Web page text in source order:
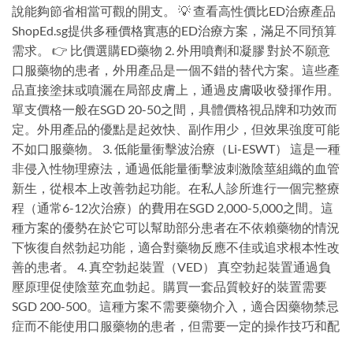
說能夠節省相當可觀的開支。 💡 查看高性價比ED治療產品
ShopEd.sg提供多種價格實惠的ED治療方案，滿足不同預算
需求。 👉 比價選購ED藥物 2. 外用噴劑和凝膠 對於不願意
口服藥物的患者，外用產品是一個不錯的替代方案。這些產
品直接塗抹或噴灑在局部皮膚上，通過皮膚吸收發揮作用。
單支價格一般在SGD 20-50之間，具體價格視品牌和功效而
定。外用產品的優點是起效快、副作用少，但效果強度可能
不如口服藥物。 3. 低能量衝擊波治療（Li-ESWT） 這是一種
非侵入性物理療法，通過低能量衝擊波刺激陰莖組織的血管
新生，從根本上改善勃起功能。在私人診所進行一個完整療
程（通常6-12次治療）的費用在SGD 2,000-5,000之間。這
種方案的優勢在於它可以幫助部分患者在不依賴藥物的情況
下恢復自然勃起功能，適合對藥物反應不佳或追求根本性改
善的患者。 4. 真空勃起裝置（VED） 真空勃起裝置通過負
壓原理促使陰莖充血勃起。購買一套品質較好的裝置需要
SGD 200-500。這種方案不需要藥物介入，適合因藥物禁忌
症而不能使用口服藥物的患者，但需要一定的操作技巧和配